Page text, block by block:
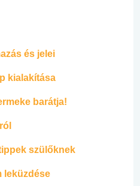
és jelei
kialakítása
barátja!
szülőknek
leküzdése